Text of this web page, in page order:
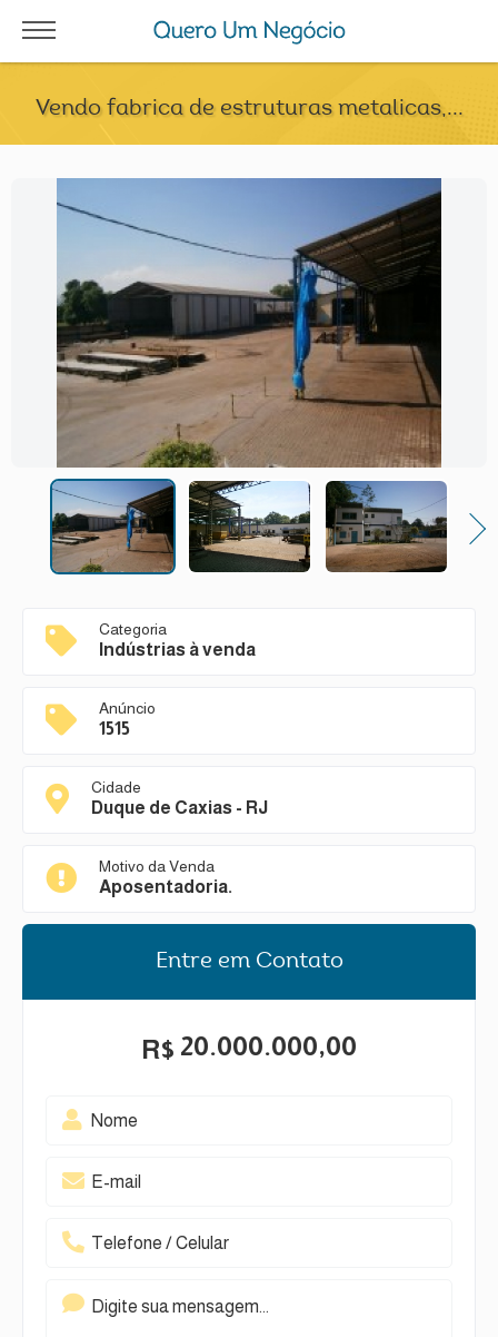
Vendo fabrica de estruturas metalicas,...
Next
Categoria
Indústrias à venda
Anúncio
1515
Cidade
Duque de Caxias - RJ
Motivo da Venda
Aposentadoria.
Entre em Contato
R$ 20.000.000,00